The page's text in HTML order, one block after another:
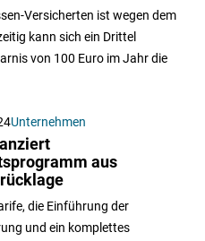
Versicherten ist wegen dem
kann sich ein Drittel
von 100 Euro im Jahr die
Unternehmen
aus
die Einführung der
und ein komplettes